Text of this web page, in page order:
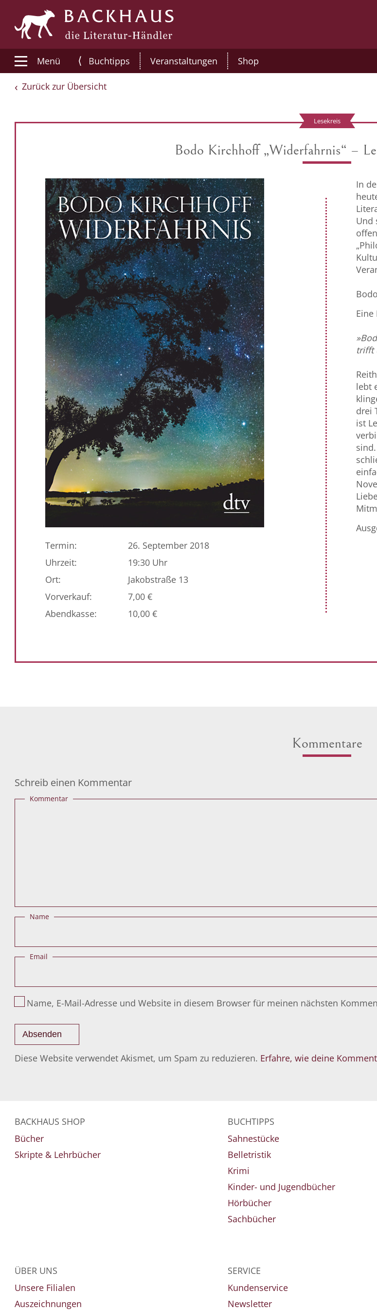
Menü ⟨ Buchtipps Veranstaltungen Shop
Zurück zur Übersicht
Lesekreis
Bodo Kirchhoff „Widerfahrnis“ –
Termin:
26. September 2018
Uhrzeit:
19:30 Uhr
Ort:
Jakobstraße 13
Vorverkauf:
7,00 €
Abendkasse:
10,00 €
In
Und
Eine
trifft
lebt
drei
ist
Kommentare
Schreib einen Kommentar
Kommentar
Name
Email
Name, E-Mail-Adresse und Website in diesem Browser für meinen nächsten
Diese Website verwendet Akismet, um Spam zu reduzieren. Erfahre, wie deine
BACKHAUS SHOP
Bücher
Skripte & Lehrbücher
BUCHTIPPS
Sahnestücke
Belletristik
Krimi
Kinder- und Jugendbücher
Hörbücher
Sachbücher
ÜBER UNS
Unsere Filialen
Auszeichnungen
SERVICE
Kundenservice
Newsletter